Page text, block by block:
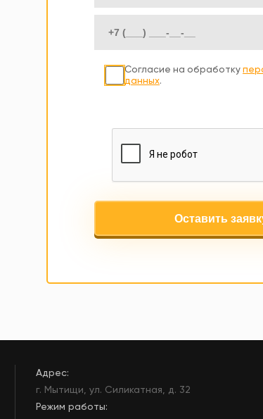
Согласие на обработку
данных.
Оставить
Адрес:
г. Мытищи, ул. Силикатная, д. 32
Режим работы: